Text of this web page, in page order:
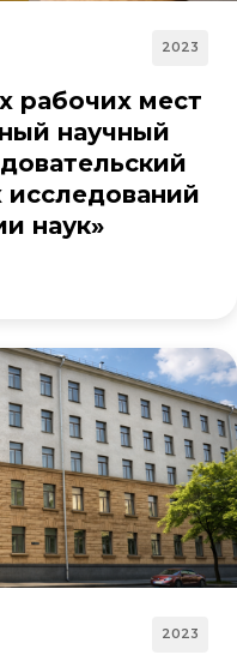
2023
рабочих мест
научный
исследований
наук»
2023